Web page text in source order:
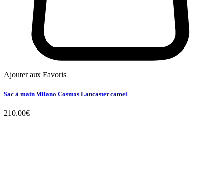
Ajouter aux Favoris
Sac à main Milano Cosmos Lancaster camel
210.00€